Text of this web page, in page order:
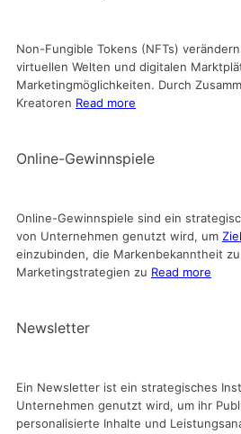
Non-Fungible Tokens (NFTs)
virtuellen Welten und digitalen
Marketingmöglichkeiten. Durch
Kreatoren Read more
Online-Gewinnspiele
Online-Gewinnspiele sind ein
von Unternehmen genutzt wird, um
einzubinden, die Markenbekanntheit
Marketingstrategien zu Read more
Newsletter
Ein Newsletter ist ein strategisches
Unternehmen genutzt wird, um ihr
personalisierte Inhalte und